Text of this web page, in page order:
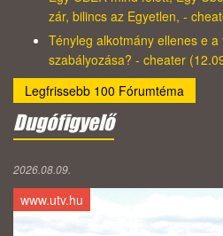
zár, bilincs az Egyetlen, -
Tényleg alkotmány ellenes e
szabályozása? - cheater
Legfrissebb 100 Fórumtéma
Dugófigyelő
2026.08.09.
www.utv.hu